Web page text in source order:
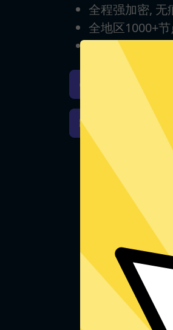
全程强加密, 无
全地区1000+
完美支持各类
魔法上网加速
魔法上网加速